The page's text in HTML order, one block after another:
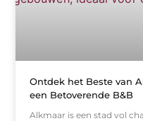
Ontdek het Beste van
een Betoverende B&B
Alkmaar is een stad vol